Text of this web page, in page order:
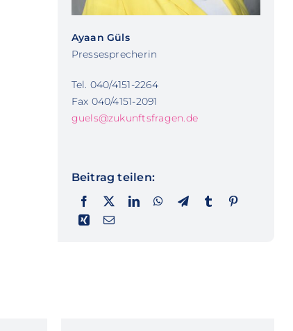
Ayaan Güls
Pressesprecherin
Tel. 040/4151-2264
Fax 040/4151-2091
guels@zukunftsfragen.de
Beitrag teilen: